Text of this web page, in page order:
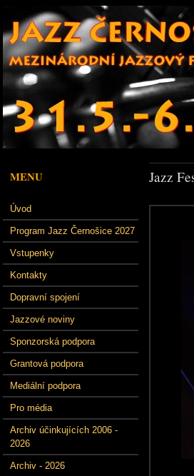
MENU
Úvod
Program Jazz Černošice 2027
Vstupenky
Kontakty
Dopravní spojení
Jazzové noviny
Sponzorská podpora
Grantová podpora
Mediální podpora
Pro média
Archiv účinkujících 2006 -
2026
Archiv - 2026
Jazz